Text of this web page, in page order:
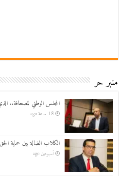
منبر حر
المجلس الوطني للصحافة..
18 ساعة ago
الكلاب الضالة بين حماية
أسبوعين ago